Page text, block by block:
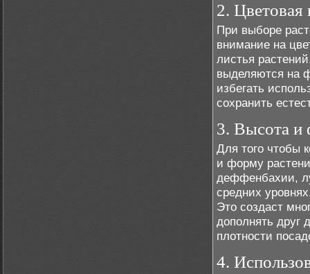
2. Цветовая
При выборе
внимание на
листья
выделяются на
избегать
сохранить
3. Высота и
Для того чтобы
и форму
деффенбахии,
средних
Это создаст
дополнять друг
плотности
4.